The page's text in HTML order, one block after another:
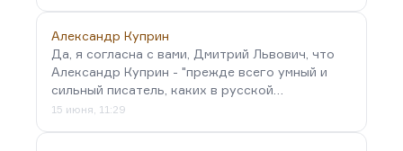
Александр Куприн
Да, я согласна с вами, Дмитрий Львович, что
Александр Куприн - "прежде всего умный и
сильный писатель, каких в русской…
15 июня, 11:29